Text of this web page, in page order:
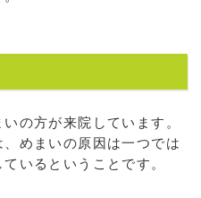
の方が来院しています。
めまいの原因は一つでは
いるということです。